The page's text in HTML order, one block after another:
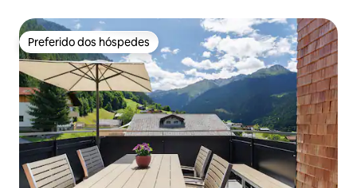
Preferido dos hóspedes
Preferido dos hóspedes